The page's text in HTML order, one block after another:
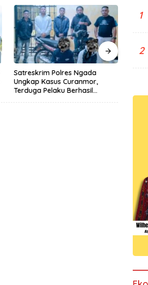
Satreskrim Polres Ngada
Ungkap Kasus Curanmor,
Terduga Pelaku Berhasil
Ikut
1
2